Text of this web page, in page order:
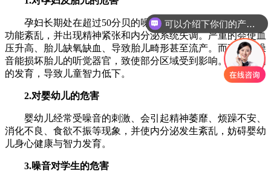
孕妇长期处在超过50分贝的噪音环境中，会使内分泌腺体
功能紊乱，并出现精神紧张和内分泌系统失调。严重的会使血
压升高、胎儿缺氧缺血、导致胎儿畸形甚至流产。而高分贝噪
音能损坏胎儿的听觉器官，致使部分区域受到影响。影响大脑
的发育，导致儿童智力低下。
2.对婴幼儿的危害
婴幼儿经常受噪音的刺激、会引起精神萎靡、烦躁不安、
消化不良、食欲不振等现象，并使内分泌发生紊乱，妨碍婴幼
儿身心健康与智力发育。
3.噪音对学生的危害
可以介绍下你们的产品么